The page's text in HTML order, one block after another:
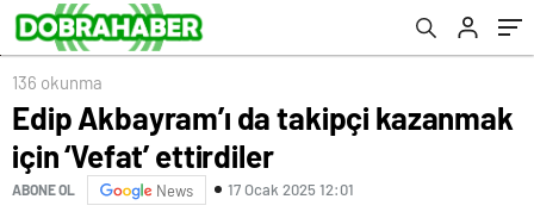
136 okunma
Edip Akbayram’ı da takipçi kazanmak
için ‘Vefat’ ettirdiler
ABONE OL News 17 Ocak 2025 12:01